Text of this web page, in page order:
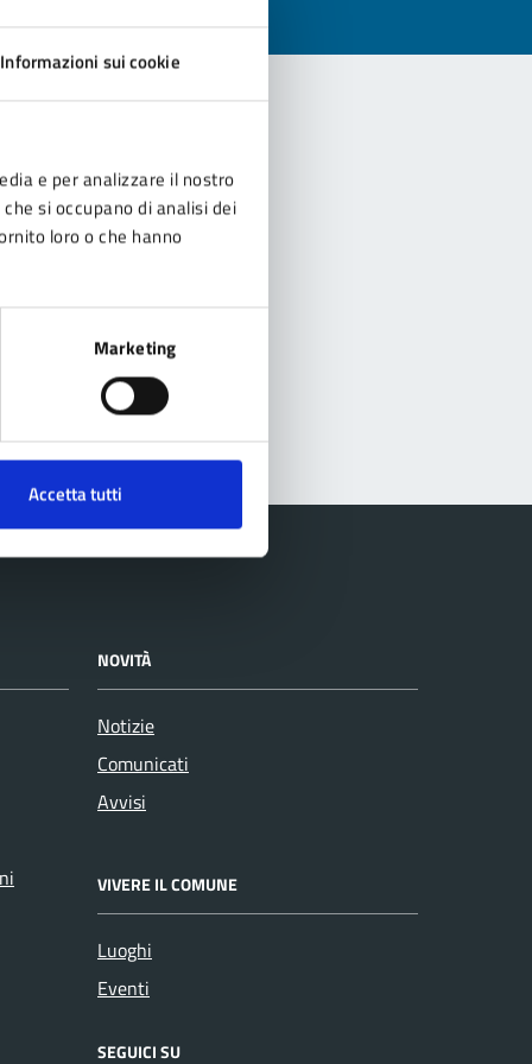
Informazioni sui cookie
e per analizzare il nostro
si occupano di analisi dei
loro o che hanno
Marketing
Accetta tutti
NOVITÀ
Notizie
Comunicati
Avvisi
VIVERE IL COMUNE
Luoghi
Eventi
SEGUICI SU